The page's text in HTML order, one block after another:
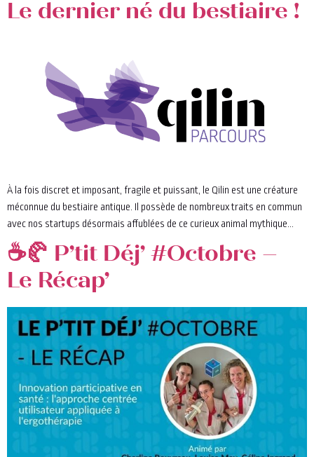
Le dernier né du bestiaire !
À la fois discret et imposant, fragile et puissant, le Qilin est une créature
méconnue du bestiaire antique. Il possède de nombreux traits en commun
avec nos startups désormais affublées de ce curieux animal mythique…
☕🥐 P’tit Déj’ #Octobre –
Le Récap’